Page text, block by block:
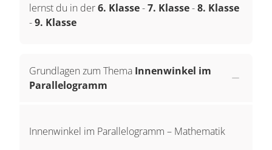
lernst du in der6. Klasse-7. Klasse-8. Klasse
-9. Klasse
Grundlagen zum Thema Innenwinkel im
Parallelogramm
Innenwinkel im Parallelogramm – Mathematik